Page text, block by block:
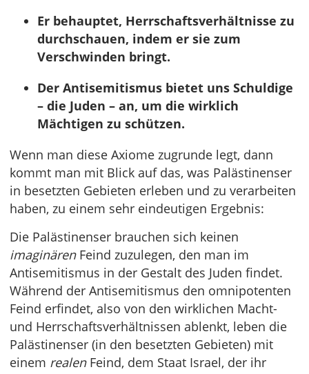
Er behauptet, Herrschaftsverhältnisse zu
durchschauen, indem er sie zum
Verschwinden bringt.
Der Antisemitismus bietet uns Schuldige
– die Juden – an, um die wirklich
Mächtigen zu schützen.
Wenn man diese Axiome zugrunde legt, dann
kommt man mit Blick auf das, was Palästinenser
in besetzten Gebieten erleben und zu verarbeiten
haben, zu einem sehr eindeutigen Ergebnis:
Die Palästinenser brauchen sich keinen
imaginärenFeind zuzulegen, den man im
Antisemitismus in der Gestalt des Juden findet.
Während der Antisemitismus den omnipotenten
Feind erfindet, also von den wirklichen Macht-
und Herrschaftsverhältnissen ablenkt, leben die
Palästinenser (in den besetzten Gebieten) mit
einem realenFeind, dem Staat Israel, der ihr